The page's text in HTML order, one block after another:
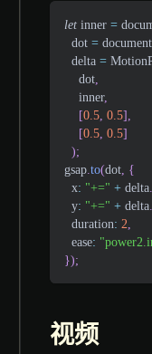
let inner =
  dot
= document
  delta
=
    dot
    inner
,
[0.5 0.5]
[0.5 0.5]
);
gsap to(dot {
x: "+=" + delta
y: "+=" + delta
duration: 2
ease:
});
视频